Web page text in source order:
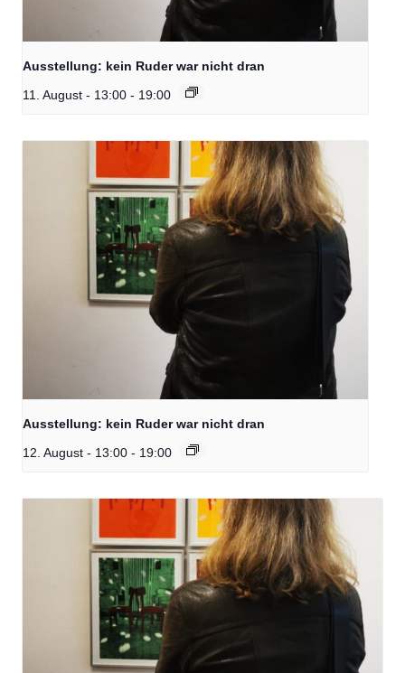
Ausstellung: kein Ruder war nicht dran
11. August - 13:00 - 19:00
Ausstellung: kein Ruder war nicht dran
12. August - 13:00 - 19:00